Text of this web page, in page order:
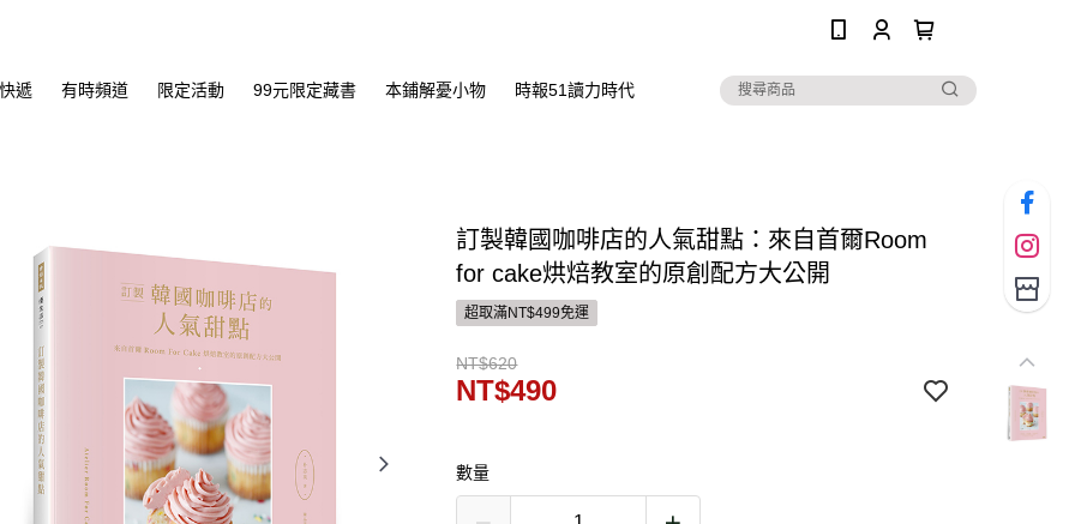
遞 有時頻道 限定活動 99元限定藏書 本鋪解憂小物 時報51讀力時代
訂製韓國咖啡店的人氣甜點：來自首爾Room
for cake烘焙教室的原創配方大公開
超取滿NT$499免運
NT$620
NT$490
數量